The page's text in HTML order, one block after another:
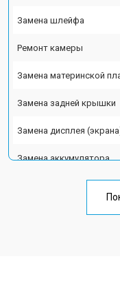
Замена шлейфа
Ремонт камеры
Замена материнской
Замена задней крышки
Замена дисплея
Замена аккумулятора
Ремонт цепи питания